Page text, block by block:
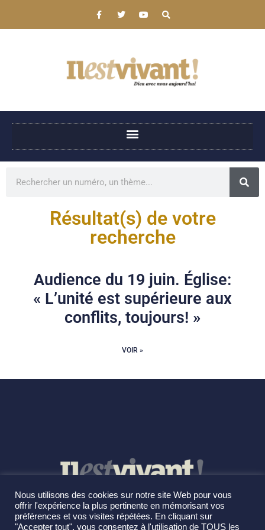
Résultat(s) de votre
recherche
Audience du 19 juin. Église:
« L’unité est supérieure aux
conflits, toujours! »
VOIR »
Nous utilisons des cookies sur notre site Web pour vous
offrir l'expérience la plus pertinente en mémorisant vos
préférences et vos visites répétées. En cliquant sur
"Accepter tout", vous consentez à l'utilisation de TOUS les